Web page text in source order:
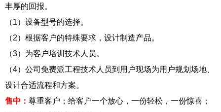
丰厚的回报。
（1）设备型号的选择。
（2）根据客户的特殊要求，设计制造产品。
（3）为客户培训技术人员。
（4）公司免费派工程技术人员到用户现场为用户规划场地、
设计合适流程和方案。
售中： 尊重客户；给客户一个放心，一份轻松，一份惊喜；